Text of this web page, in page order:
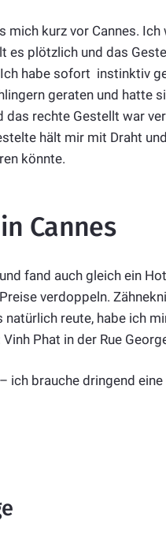
mich kurz vor Cannes.
es plötzlich und das
habe sofort instinktiv
geraten und hatte
rechte Gestellt war
hält mir mit Draht
könnte.
Cannes
fand auch gleich ein
verdoppeln.
reute, habe ich
Phat in der Rue
ich brauche dringend eine